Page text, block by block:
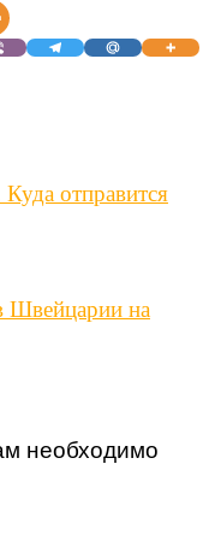
отправится
Швейцарии на
необходимо